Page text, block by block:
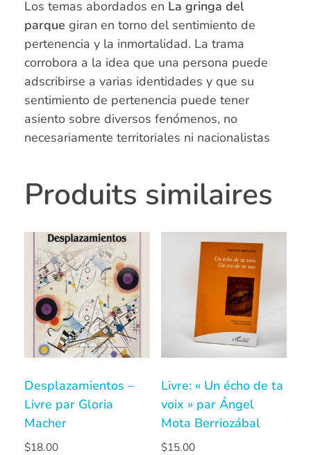
Los temas abordados en La gringa del
parque giran en torno del sentimiento de
pertenencia y la inmortalidad. La trama
corrobora a la idea que una persona puede
adscribirse a varias identidades y que su
sentimiento de pertenencia puede tener
asiento sobre diversos fenómenos, no
necesariamente territoriales ni nacionalistas
Produits similaires
Desplazamientos –
Livre par Gloria
Macher
$18.00
Livre: « Un écho de ta
voix » par Ángel
Mota Berriozábal
$15.00